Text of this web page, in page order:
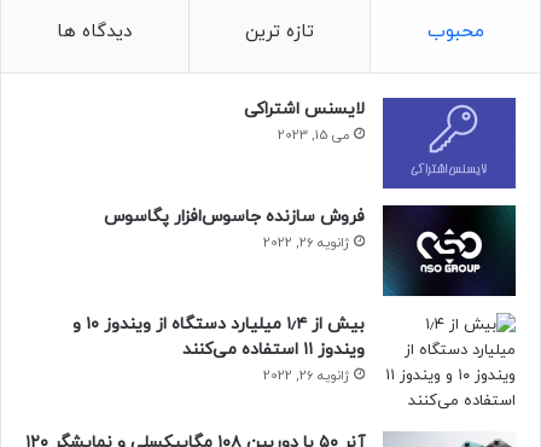
محبوب تازه ترین دیدگاه ها
لایسنس اشتراکی
می 15, 2023
فروش سازنده جاسوس‌افزار پگاسوس
ژانویه 26, 2022
بیش از ۱٫۴ میلیارد دستگاه از ویندوز ۱۰ و
ویندوز ۱۱ استفاده می‌کنند
ژانویه 26, 2022
آنر ۵۰ با دوربین ۱۰۸ مگاپیکسلی و نمایشگر ۱۲۰